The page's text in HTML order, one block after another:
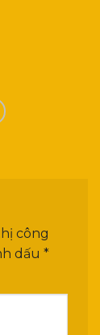
công
dấu *